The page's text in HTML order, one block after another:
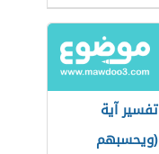
تفسير آية
(ويحسبهم